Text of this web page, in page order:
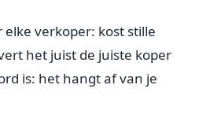
verkoper: kost stille
het juist de juiste koper
is: het hangt af van je